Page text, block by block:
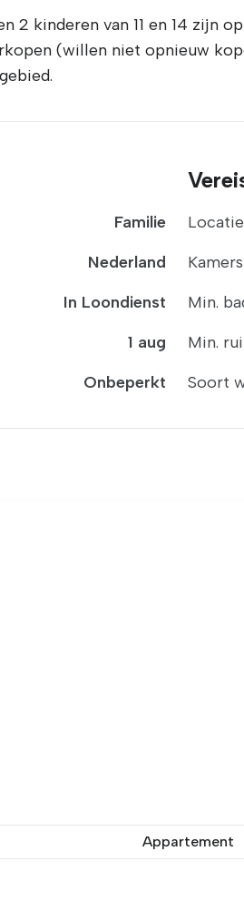
2 kinderen van 11 en 14 zijn
(willen niet opnieuw
Familie
Nederland
In Loondienst
1 aug
Onbeperkt
Locatie
Kamers
Min.
Min.
Soort
Appartement